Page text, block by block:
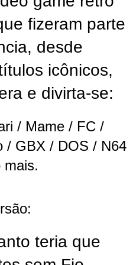
fizeram parte
desde
icônicos,
e divirta-se:
/ Mame / FC /
/ GBX / DOS / N64
mais.
teria que